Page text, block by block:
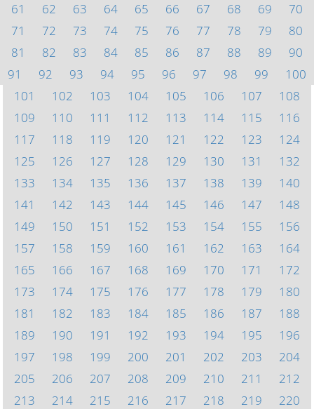
61
62 63 64 65 66 67 68 69
70
71
72 73 74 75 76 77 78 79
80
81
82 83 84 85 86 87 88 89
90
91
92 93 94 95 96 97 98 99
100
101
102 103 104 105 106 107
108
109
110 111 112 113 114 115
116
117
118 119 120 121 122 123
124
125
126 127 128 129 130 131
132
133
134 135 136 137 138 139
140
141
142 143 144 145 146 147
148
149
150 151 152 153 154 155
156
157
158 159 160 161 162 163
164
165
166 167 168 169 170 171
172
173
174 175 176 177 178 179
180
181
182 183 184 185 186 187
188
189
190 191 192 193 194 195
196
197
198 199 200 201 202 203
204
205
206 207 208 209 210 211
212
213
214 215 216 217 218 219
220